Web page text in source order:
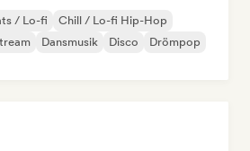
/ Lo-fi
Chill / Lo-fi Hip-Hop
Dansmusik Disco
Drömpop